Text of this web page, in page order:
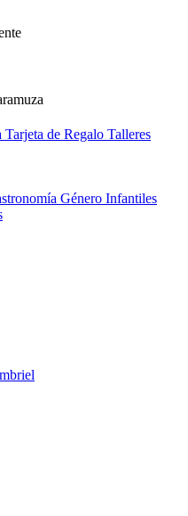
Tarjeta de Regalo Talleres
Género Infantiles